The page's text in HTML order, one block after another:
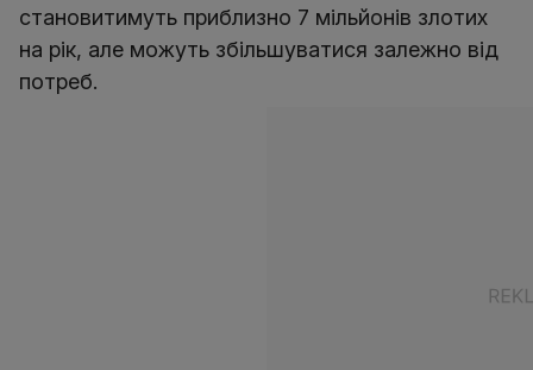
становитимуть приблизно 7 мільйонів злотих
на рік, але можуть збільшуватися залежно від
потреб.